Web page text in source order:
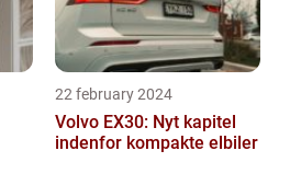
22 february 2024
Volvo EX30: Nyt kapitel
indenfor kompakte elbiler